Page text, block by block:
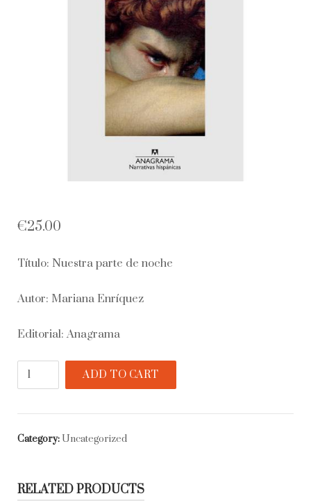
€25.00
Título: Nuestra parte de noche
Autor: Mariana Enríquez
Editorial: Anagrama
Quantity
ADD TO CART
Category:Uncategorized
RELATED PRODUCTS